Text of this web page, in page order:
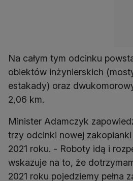
Na całym tym odcinku
obiektów inżynierskich
estakady) oraz
2,06 km.
Minister Adamczyk
trzy odcinki nowej
2021 roku. - Roboty idą i
wskazuje na to, że
2021 roku pojedziemy pełna